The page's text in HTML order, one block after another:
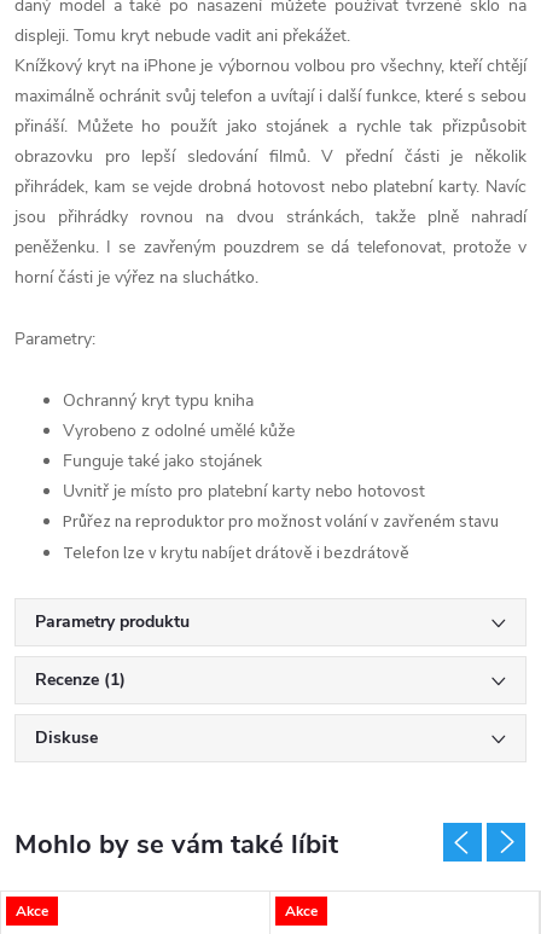
daný model a také po nasazení můžete používat tvrzené sklo na
displeji. Tomu kryt nebude vadit ani překážet.
Knížkový kryt na iPhone je výbornou volbou pro všechny, kteří chtějí
maximálně ochránit svůj telefon a uvítají i další funkce, které s sebou
přináší. Můžete ho použít jako stojánek a rychle tak přizpůsobit
obrazovku pro lepší sledování filmů. V přední části je několik
přihrádek, kam se vejde drobná hotovost nebo platební karty. Navíc
jsou přihrádky rovnou na dvou stránkách, takže plně nahradí
peněženku. I se zavřeným pouzdrem se dá telefonovat, protože v
horní části je výřez na sluchátko.
Parametry:
Ochranný kryt typu kniha
Vyrobeno z odolné umělé kůže
Funguje také jako stojánek
Uvnitř je místo pro platební karty nebo hotovost
Průřez na reproduktor pro možnost volání v zavřeném stavu
Telefon lze v krytu nabíjet drátově i bezdrátově
Parametry produktu
Recenze (1)
Diskuse
Akce Akce